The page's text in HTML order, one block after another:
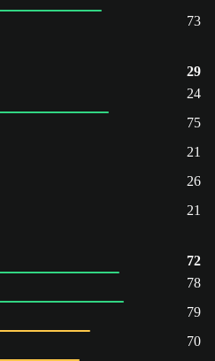
73
29
24
75
21
26
21
72
78
79
70